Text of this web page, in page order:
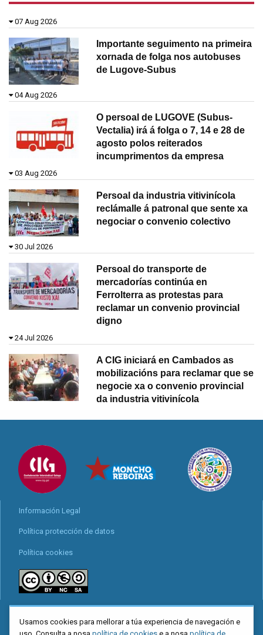
07 Aug 2026
Importante seguimento na primeira
xornada de folga nos autobuses
de Lugove-Subus
04 Aug 2026
O persoal de LUGOVE (Subus-
Vectalia) irá á folga o 7, 14 e 28 de
agosto polos reiterados
incumprimentos da empresa
03 Aug 2026
Persoal da industria vitivinícola
reclámalle á patronal que sente xa
negociar o convenio colectivo
30 Jul 2026
Persoal do transporte de
mercadorías continúa en
Ferrolterra as protestas para
reclamar un convenio provincial
digno
24 Jul 2026
A CIG iniciará en Cambados as
mobilizacións para reclamar que se
negocie xa o convenio provincial
da industria vitivinícola
Información Legal
Política protección de datos
Política cookies
Mapa web
Usamos cookies para mellorar a túa experiencia de navegación e